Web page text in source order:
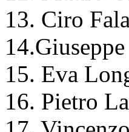
13. Ciro
15. Eva
16. Pietro